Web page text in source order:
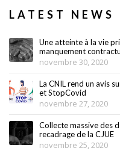
LATEST NEWS
Une atteinte à la vie
manquement
novembre 30, 2020
La CNIL rend un avis
et StopCovid
novembre 27, 2020
Collecte massive des
recadrage de la CJUE
novembre 25, 2020